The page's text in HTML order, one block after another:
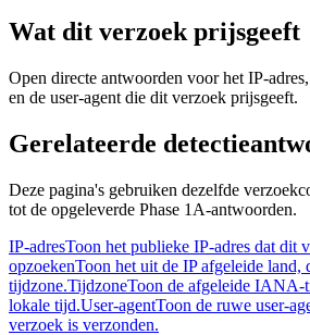
Wat dit verzoek prijsgeeft
Open directe antwoorden voor het IP-
en de user-agent die dit verzoek prijsgeeft.
Gerelateerde
Deze pagina's gebruiken dezelfde
tot de opgeleverde Phase 1A-antwoorden.
IP-adresToon het publieke IP-adres dat dit
opzoekenToon het uit de IP afgeleide land,
tijdzone.TijdzoneToon de afgeleide IANA-
lokale tijd.User-agentToon de ruwe user-
verzoek is verzonden.